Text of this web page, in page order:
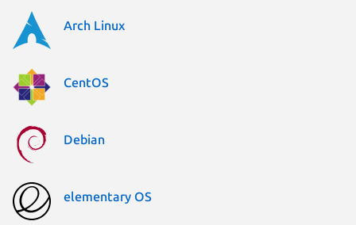
Arch Linux
CentOS
Debian
elementary OS